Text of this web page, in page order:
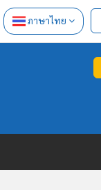
ภาษาไทย